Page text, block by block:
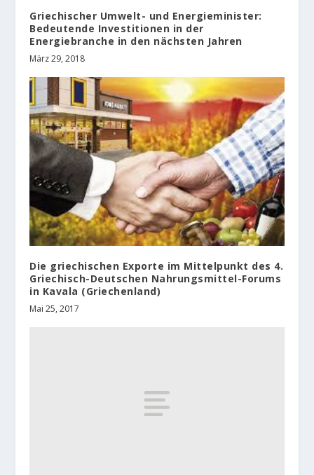
Griechischer Umwelt- und Energieminister:
Bedeutende Investitionen in der
Energiebranche in den nächsten Jahren
März 29, 2018
Die griechischen Exporte im Mittelpunkt des 4.
Griechisch-Deutschen Nahrungsmittel-Forums
in Kavala (Griechenland)
Mai 25, 2017